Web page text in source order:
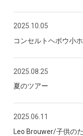
2025.10.05
コンセルトヘボウ小
2025.08.25
夏のツアー
2025.06.11
Leo Brouwer/子供の